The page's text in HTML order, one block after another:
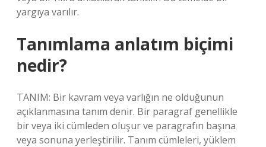
yargıya varılır.
Tanımlama anlatım biçimi
nedir?
TANIM: Bir kavram veya varlığın ne olduğunun
açıklanmasına tanım denir. Bir paragraf genellikle
bir veya iki cümleden oluşur ve paragrafın başına
veya sonuna yerleştirilir. Tanım cümleleri, yüklem